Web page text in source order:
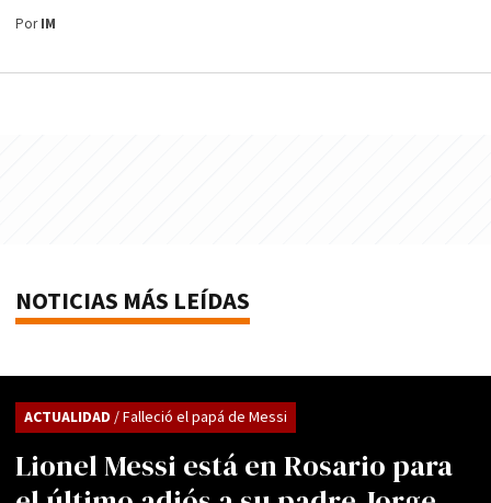
PorIM
NOTICIAS MÁS LEÍDAS
Lionel Messi está en Rosario para
ACTUALIDAD / Falleció el papá de Messi